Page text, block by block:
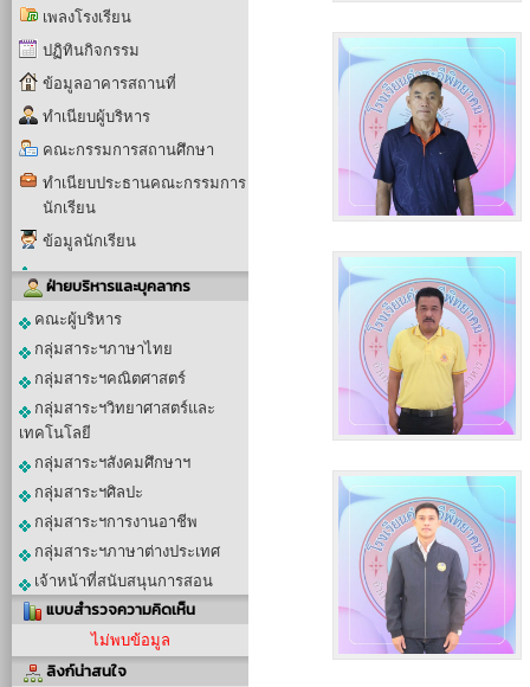
เพลงโรงเรียน
ปฏิทินกิจกรรม
ข้อมูลอาคารสถานที่
ทำเนียบผู้บริหาร
คณะกรรมการสถานศึกษา
ทำเนียบประธานคณะกรรมการ
นักเรียน
ข้อมูลนักเรียน
ฝ่ายบริหารและบุคลากร
คณะผู้บริหาร
กลุ่มสาระฯภาษาไทย
กลุ่มสาระฯคณิตศาสตร์
กลุ่มสาระฯวิทยาศาสตร์และ
เทคโนโลยี
กลุ่มสาระฯสังคมศึกษาฯ
กลุ่มสาระฯศิลปะ
กลุ่มสาระฯการงานอาชีพ
กลุ่มสาระฯภาษาต่างประเทศ
เจ้าหน้าที่สนับสนุนการสอน
แบบสำรวจความคิดเห็น
ไม่พบข้อมูล
ลิงก์น่าสนใจ